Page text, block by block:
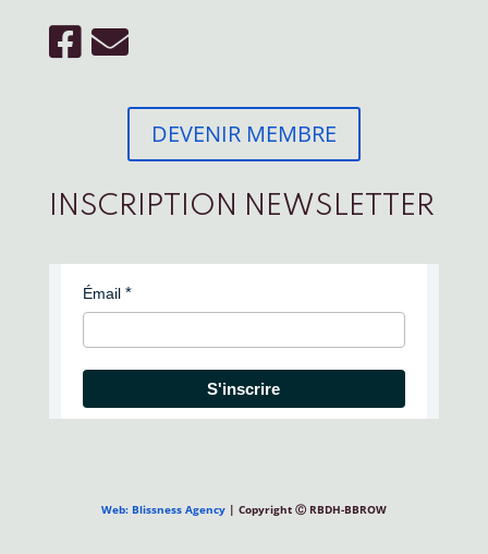
DEVENIR MEMBRE
INSCRIPTION NEWSLETTER
Émail
S'inscrire
Web: Blissness Agency| Copyright Ⓒ RBDH-BBROW